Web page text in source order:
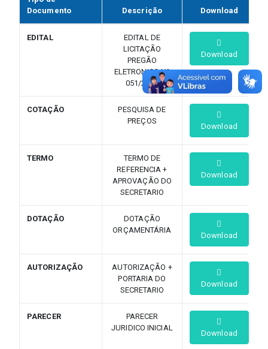
Documento
Descrição Download
EDITAL
EDITAL DE
LICITAÇÃO
PREGÃO
ELETRONICO Nº
051/2022
Download
COTAÇÃO
PESQUISA DE
PREÇOS
Download
TERMO
TERMO DE
REFERENCIA +
APROVAÇÃO DO
SECRETARIO
Download
DOTAÇÃO
DOTAÇÃO
ORÇAMENTÁRIA
Download
AUTORIZAÇÃO
AUTORIZAÇÃO +
PORTARIA DO
SECRETARIO
Download
PARECER
PARECER
JURIDICO INICIAL
Download